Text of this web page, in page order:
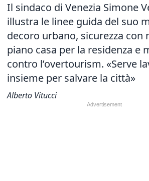
Il sindaco di Venezia Simone
illustra le linee guida del suo
decoro urbano, sicurezza con
piano casa per la residenza e
contro l’overtourism. «Serve
insieme per salvare la città»
Alberto Vitucci